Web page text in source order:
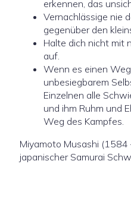
erkennen, das
Vernachlässige nie
gegenüber den
Halte dich nicht mit
auf.
Wenn es einen
unbesiegbarem
Einzelnen alle
und ihm Ruhm und
Weg des Kampfes.
Miyamoto Musashi (1584
japanischer Samurai